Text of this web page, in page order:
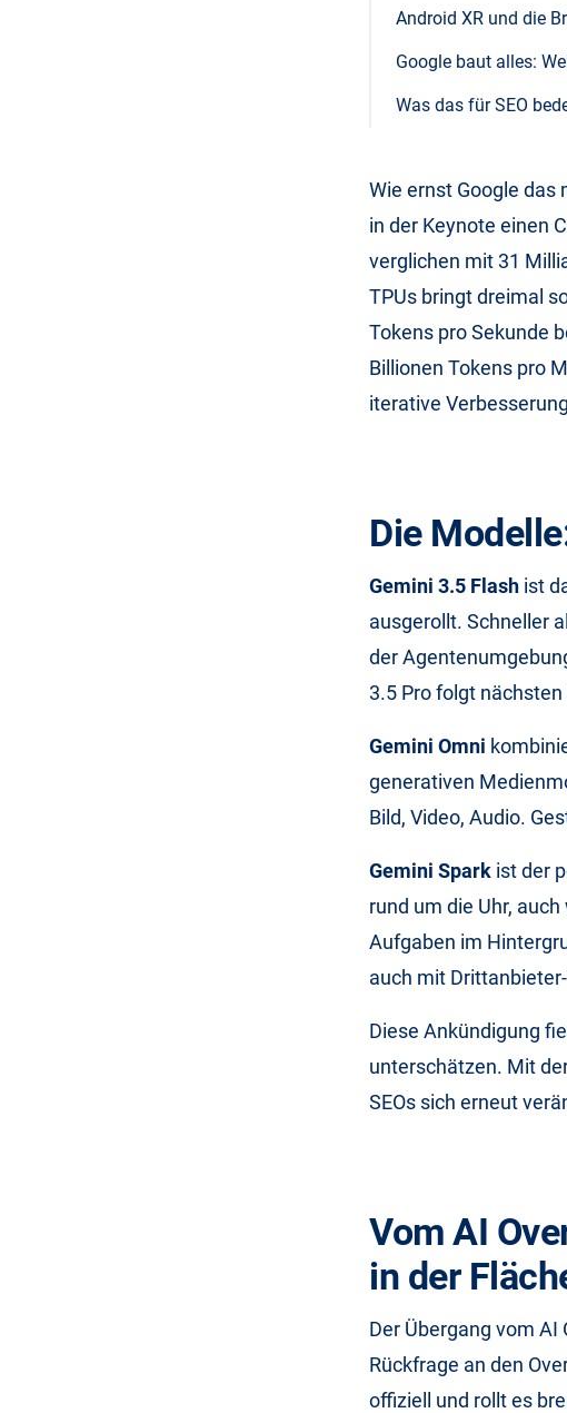
Android XR und die
Google baut alles:
Was das für SEO
Wie ernst Google das
in der Keynote einen
verglichen mit 31
TPUs bringt dreimal
Tokens pro Sekunde
Billionen Tokens pro
iterative
Die
Gemini 3.5 Flash ist
ausgerollt. Schneller
der
3.5 Pro folgt
Gemini Omni
generativen
Bild, Video, Audio.
Gemini Spark ist der
rund um die Uhr,
Aufgaben im
auch mit
Diese Ankündigung
unterschätzen. Mit
SEOs sich erneut
Vom AI
in der
Der Übergang vom AI
Rückfrage an den
offiziell und rollt es